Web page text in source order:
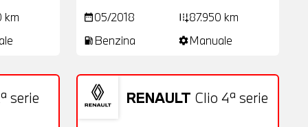
km date_range05/2018 add_road87.950 km
local_gas_station Benzina settingsManuale
serie
18 Foto RENAULT Clio 4ª serie
Usato 20 Foto